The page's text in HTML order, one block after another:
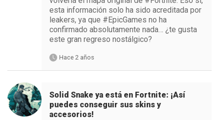
esta información solo ha sido acreditada por
leakers, ya que #EpicGames no ha
confirmado absolutamente nada… ¿te gusta
este gran regreso nostálgico?
Hace 2 años
Solid Snake ya está en Fortnite: ¡Así
puedes conseguir sus skins y
accesorios!